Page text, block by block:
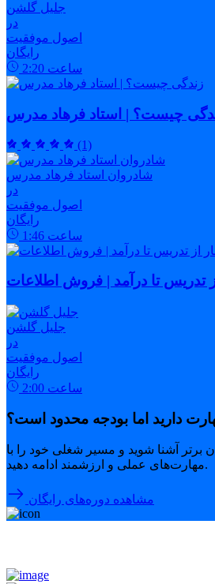
جلیل گلشن
در
اصول موفقیت
رایگان
2:20 ساعت
چیست؟ | استاد فرهاد مدرس
(1)
شادروان استاد فرهاد مدرس
در
اصول موفقیت
رایگان
1:46 ساعت
از تدریس تا درآمد | فروش اطلاعات
جلیل گلشن
در
اصول موفقیت
رایگان
2:00 ساعت
دارید اما بودجه محدود است؟
برتر آشنا شوید و مسیر شغلی خود را با
مهارت‌های عملی و ارزشمند ادامه دهید.
مشاهده دوره‌های رایگان